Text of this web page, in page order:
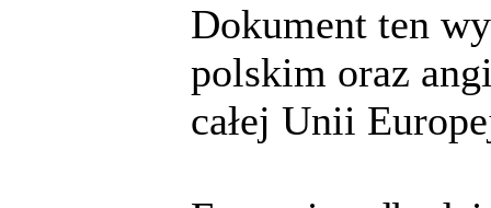
Dokument ten
polskim oraz
całej Unii